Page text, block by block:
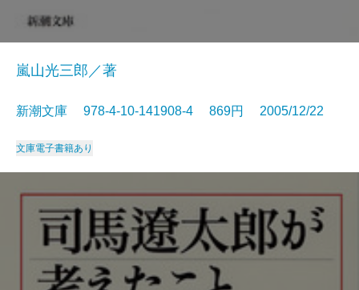
嵐山光三郎／著
新潮文庫 978-4-10-141908-4 869円 2005/12/22
文庫電子書籍あり